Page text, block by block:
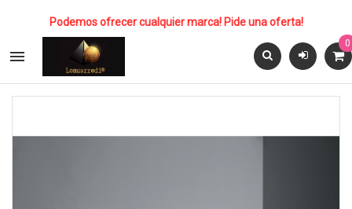
Podemos ofrecer cualquier marca! Pide una oferta!

0